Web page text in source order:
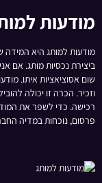
מודעות
מודעות למותג היא
ביצירת נכסיות מותג. אם
שום אסוציאציות איתו.
וזכיר. הכרה זו יכולה
רכישה. כדי לשפר את
פרסום, נוכחות במדיה